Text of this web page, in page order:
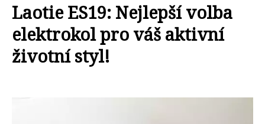
Laotie ES19: Nejlepší volba
elektrokol pro váš aktivní
životní styl!